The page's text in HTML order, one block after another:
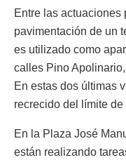
Entre las actuaciones
pavimentación de un
es utilizado como
calles Pino
En estas dos últimas
recrecido del límite de
En la Plaza José
están realizando